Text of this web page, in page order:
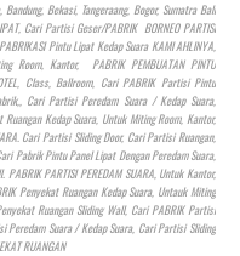
Bekasi, Tangeraang, Bogor, Sumatra Bali
Cari Partisi Geser/PABRIK BORNEO PARTISI
Pintu Lipat Kedap Suara KAMI AHLINYA,
Room, Kantor, PABRIK PEMBUATAN PINTU
, Class, Ballroom, Cari PABRIK Partisi Pintu
Cari Partisi Peredam Suara / Kedap Suara,
Kedap Suara, Untuk Miting Room, Kantor,
Cari Partisi Sliding Door, Cari Partisi Ruangan,
Pabrik Pintu Panel Lipat Dengan Peredam Suara,
PABRIK PARTISI PEREDAM SUARA, Untuk Kantor,
Penyekat Ruangan Kedap Suara, Untauk Miting
Ruangan Sliding Wall, Cari PABRIK Partisi
Suara / Kedap Suara, Cari Partisi Sliding
RUANGAN